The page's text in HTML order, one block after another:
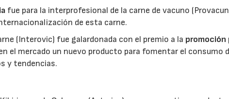
fue para la interprofesional de la carne de vacuno
de esta carne.
(Interovic) fue galardonada con el premio a la promoción
el mercado un nuevo producto para fomentar el consumo
y tendencias.